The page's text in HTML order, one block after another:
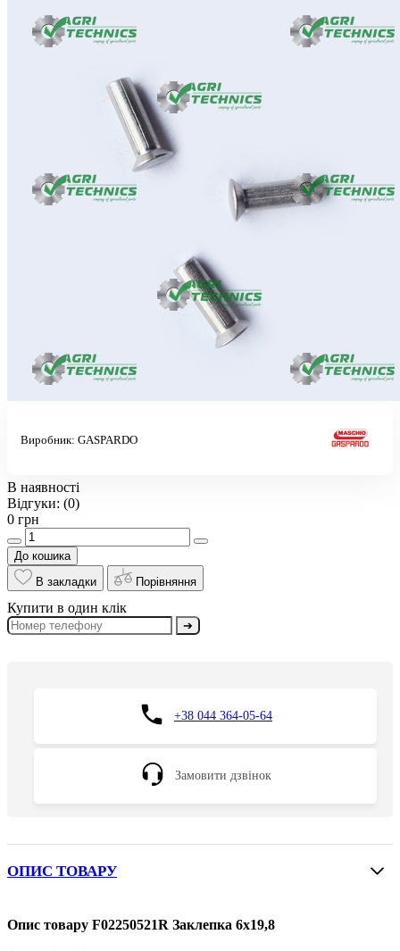
Виробник: GASPARDO
В наявності
Відгуки: (0)
0 грн
До кошика
В закладки
Порівняння
Купити в один клік
➔
+38 044 364-05-64
Замовити дзвінок
ОПИС ТОВАРУ
Опис товару F02250521R Заклепка 6х19,8